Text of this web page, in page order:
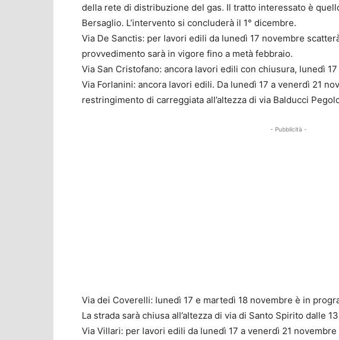
della rete di distribuzione del gas. Il tratto interessato è
Bersaglio. L’intervento si concluderà il 1° dicembre.
Via De Sanctis: per lavori edili da lunedì 17 novembre
provvedimento sarà in vigore fino a metà febbraio.
Via San Cristofano: ancora lavori edili con chiusura, lunedì
Via Forlanini: ancora lavori edili. Da lunedì 17 a venerdì 21
restringimento di carreggiata all’altezza di via Balducci
- Pubblicità -
Via dei Coverelli: lunedì 17 e martedì 18 novembre è in
La strada sarà chiusa all’altezza di via di Santo Spirito dalle
Via Villari: per lavori edili da lunedì 17 a venerdì 21